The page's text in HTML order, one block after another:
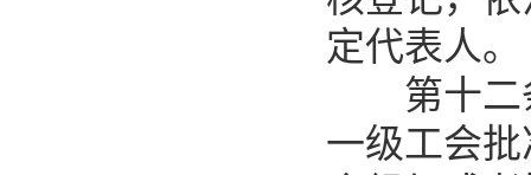
定代表人。
第十二条
一级工会